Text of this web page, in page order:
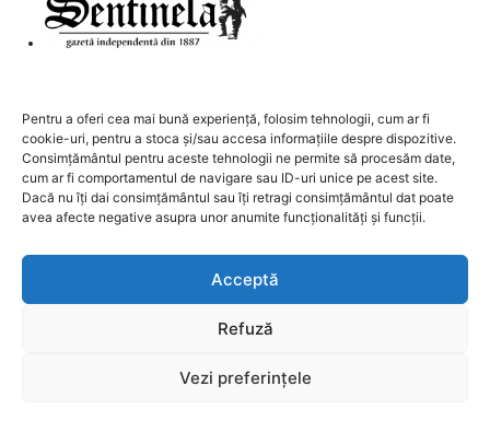
Pentru a oferi cea mai bună experiență, folosim tehnologii, cum ar fi
cookie-uri, pentru a stoca și/sau accesa informațiile despre dispozitive.
Consimțământul pentru aceste tehnologii ne permite să procesăm date,
cum ar fi comportamentul de navigare sau ID-uri unice pe acest site.
Dacă nu îți dai consimțământul sau îți retragi consimțământul dat poate
avea afecte negative asupra unor anumite funcționalități și funcții.
Acceptă
Refuză
Vezi preferințele
Contactați-ne: redactia@sentinela.ro
URMAȚI-NE
Publicitate Contact